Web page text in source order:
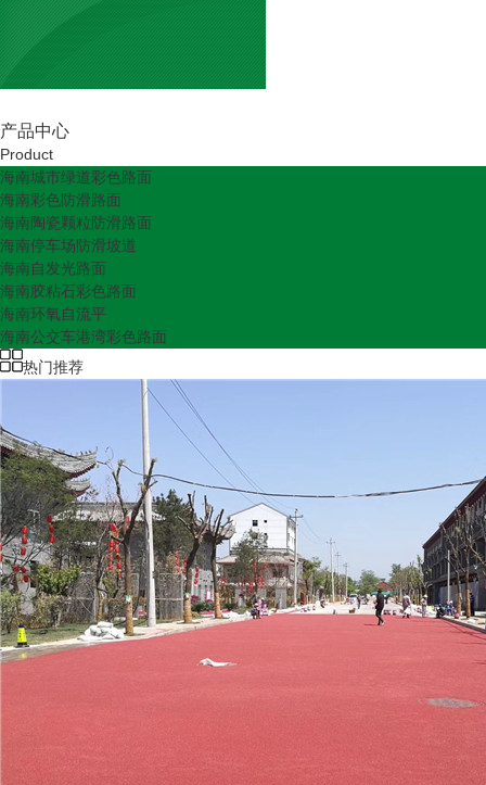
产品中心
Product
海南城市绿道彩色路面
海南彩色防滑路面
海南陶瓷颗粒防滑路面
海南停车场防滑坡道
海南自发光路面
海南胶粘石彩色路面
海南环氧自流平
海南公交车港湾彩色路面
热门推荐